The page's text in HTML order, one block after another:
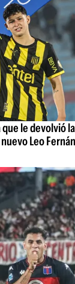
le devolvió
Leo